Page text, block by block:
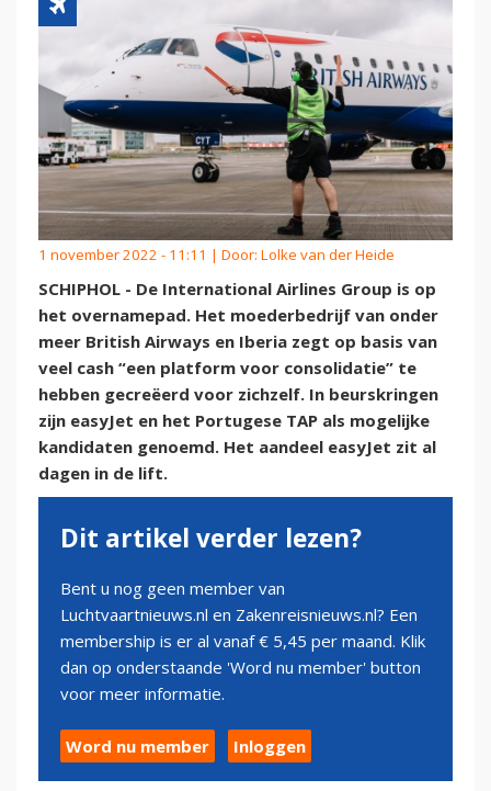
1 november 2022 - 11:11 | Door: Lolke van der Heide
SCHIPHOL - De International Airlines Group is op
het overnamepad. Het moederbedrijf van onder
meer British Airways en Iberia zegt op basis van
veel cash “een platform voor consolidatie” te
hebben gecreëerd voor zichzelf. In beurskringen
zijn easyJet en het Portugese TAP als mogelijke
kandidaten genoemd. Het aandeel easyJet zit al
dagen in de lift.
Dit artikel verder lezen?
Bent u nog geen member van
Luchtvaartnieuws.nl en Zakenreisnieuws.nl? Een
membership is er al vanaf € 5,45 per maand. Klik
dan op onderstaande 'Word nu member' button
voor meer informatie.
Word nu member Inloggen